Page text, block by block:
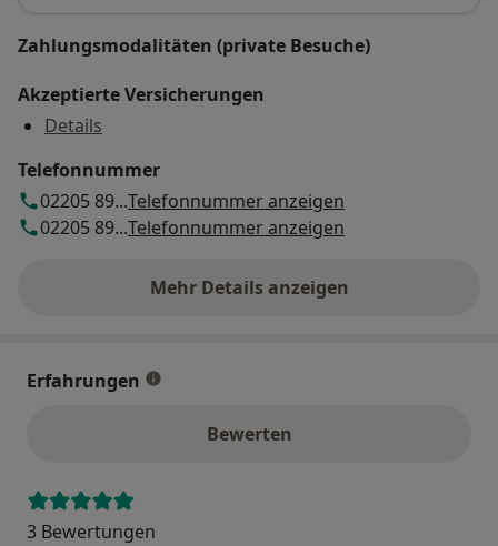
Zahlungsmodalitäten (private Besuche)
Akzeptierte Versicherungen
Details
Telefonnummer
02205 89...Telefonnummer anzeigen
02205 89...Telefonnummer anzeigen
Mehr Details anzeigen
über die Adresse
Erfahrungen
Bewerten
3 Bewertungen